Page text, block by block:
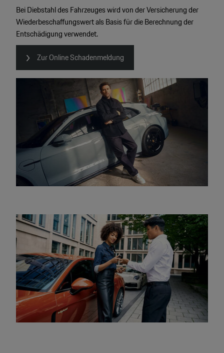
Bei Diebstahl des Fahrzeuges wird von der Versicherung der
Wiederbeschaffungswert als Basis für die Berechnung der
Entschädigung verwendet.
Zur Online Schadenmeldung